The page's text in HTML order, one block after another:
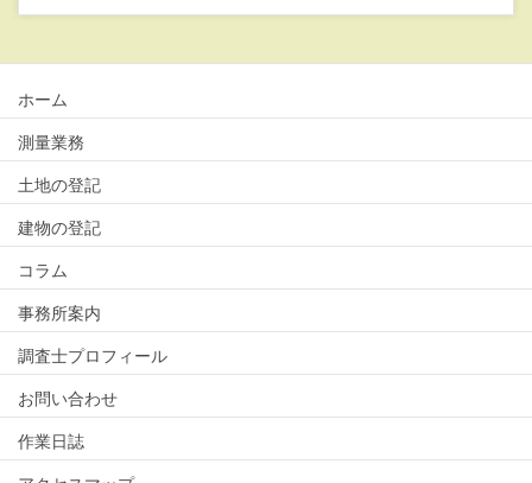
ホーム
測量業務
土地の登記
建物の登記
コラム
事務所案内
調査士プロフィール
お問い合わせ
作業日誌